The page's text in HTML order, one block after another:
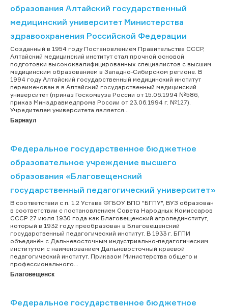
образования Алтайский государственный
медицинский университет Министерства
здравоохранения Российской Федерации
Созданный в 1954 году Постановлением Правительства СССР,
Алтайский медицинский институт стал прочной основой
подготовки высококвалифицированных специалистов с высшим
медицинским образованием в Западно-Сибирском регионе. В
1994 году Алтайский государственный медицинский институт
переименован в в Алтайский государственный медицинский
университет (приказ Госкомвуза России от 15.06.1994 №586,
приказ Минздравмедпрома России от 23.06.1994 г. №127).
Учредителем университета является...
Барнаул
Федеральное государственное бюджетное
образовательное учреждение высшего
образования «Благовещенский
государственный педагогический университет»
В соответствии с п. 1.2 Устава ФГБОУ ВПО "БГПУ", ВУЗ образован
в соответствии с постановлением Совета Народных Комиссаров
СССР 27 июля 1930 года как Благовещенский агропединститут,
который в 1932 году преобразован в Благовещенский
государственный педагогический институт. В 1933 г. БГПИ
объединён с Дальневосточным индустриально-педагогическим
институтом с наименованием Дальневосточный краевой
педагогический институт. Приказом Министерства общего и
профессионального...
Благовещенск
Федеральное государственное бюджетное